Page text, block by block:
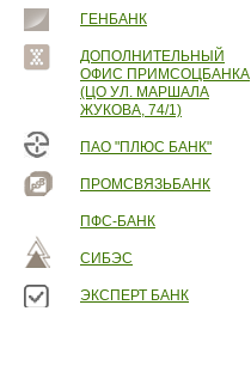
ГЕНБАНК
ДОПОЛНИТЕЛЬНЫЙ
ОФИС ПРИМСОЦБАНКА
(ЦО УЛ. МАРШАЛА
ЖУКОВА, 74/1)
ПАО "ПЛЮС БАНК"
ПРОМСВЯЗЬБАНК
ПФС-БАНК
СИБЭС
ЭКСПЕРТ БАНК